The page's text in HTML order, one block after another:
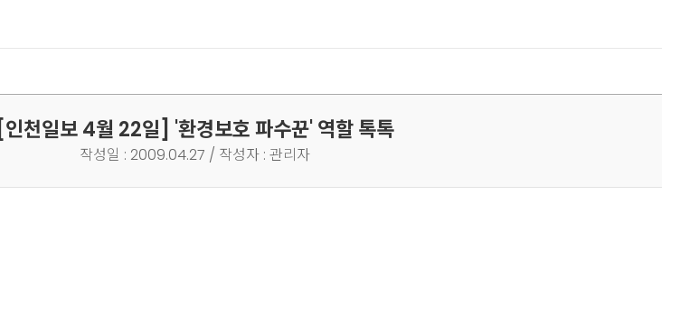
[인천일보 4월 22일] '환경보호 파수꾼' 역할 톡톡
작성일 : 2009.04.27 / 작성자 : 관리자